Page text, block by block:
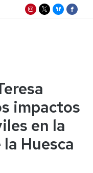
impactos
en la
Huesca